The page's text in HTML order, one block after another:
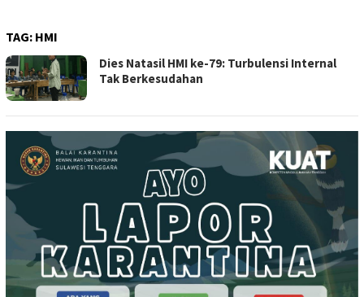
TAG: HMI
Dies Natasil HMI ke-79: Turbulensi Internal
Tak Berkesudahan